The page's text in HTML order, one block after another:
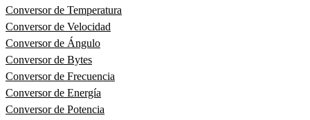
Conversor de Temperatura
Conversor de Velocidad
Conversor de Ángulo
Conversor de Bytes
Conversor de Frecuencia
Conversor de Energía
Conversor de Potencia